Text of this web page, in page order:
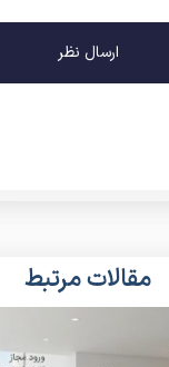
ارسال نظر
مقالات مرتبط